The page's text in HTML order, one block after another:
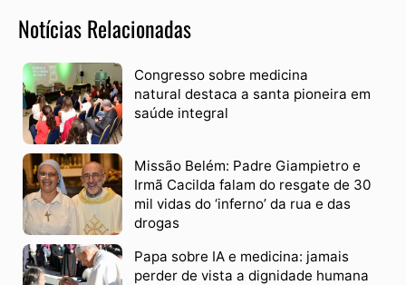
Notícias Relacionadas
Congresso sobre medicina
natural destaca a santa pioneira em
saúde integral
Missão Belém: Padre Giampietro e
Irmã Cacilda falam do resgate de 30
mil vidas do ‘inferno’ da rua e das
drogas
Papa sobre IA e medicina: jamais
perder de vista a dignidade humana